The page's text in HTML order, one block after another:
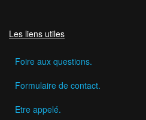
Les liens utiles
Foire aux questions.
Formulaire de contact.
Etre appelé.